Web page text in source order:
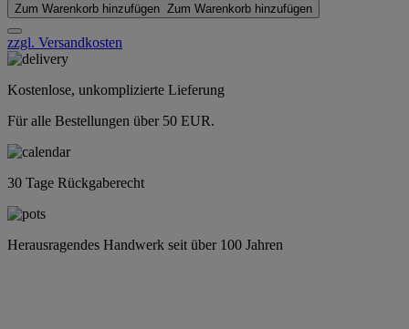
Zum Warenkorb hinzufügen Zum Warenkorb hinzufügen
zzgl. Versandkosten
Kostenlose, unkomplizierte Lieferung
Für alle Bestellungen über 50 EUR.
30 Tage Rückgaberecht
Herausragendes Handwerk seit über 100 Jahren